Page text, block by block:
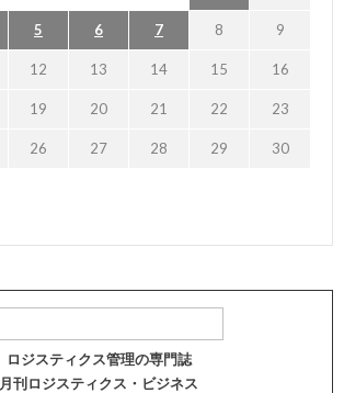
5 6 7 8 9
12 13 14 15 16
19 20 21 22 23
26 27 28 29 30
ロジスティクス管理の専門誌
月刊ロジスティクス・ビジネス